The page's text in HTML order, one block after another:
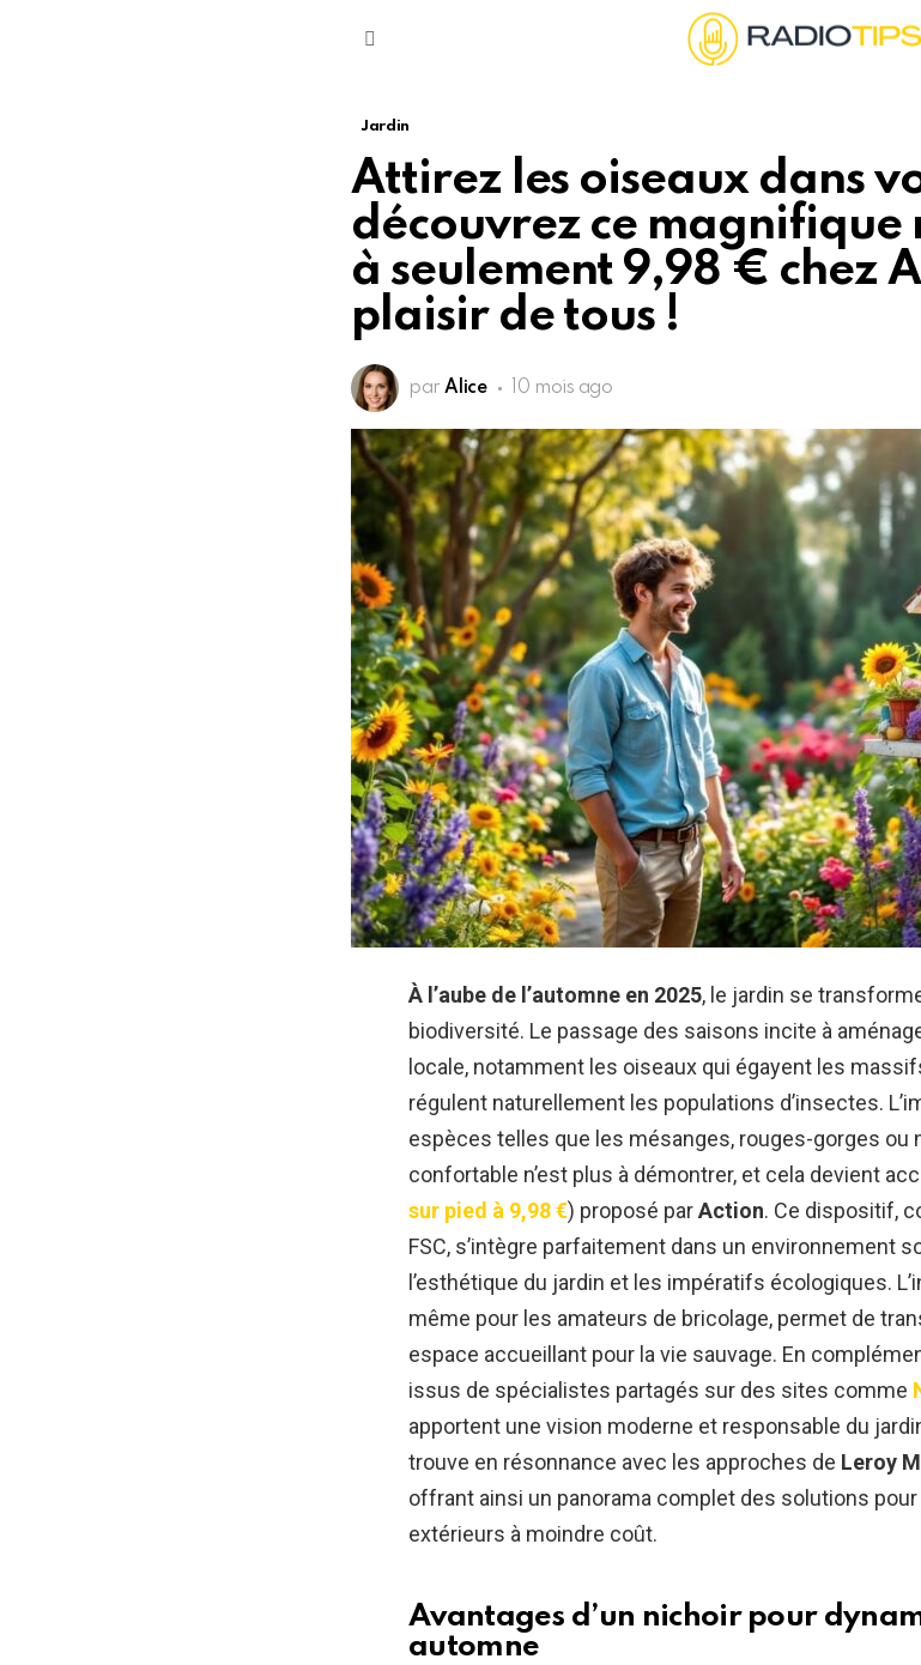
Jardin
Attirez les oiseaux dans
découvrez ce magnifique
à seulement 9,98 € chez
plaisir de tous !
par Alice 10 mois ago
À l’aube de l’automne en 2025, le jardin se
biodiversité. Le passage des saisons incite à
locale, notamment les oiseaux qui égayent les
régulent naturellement les populations d’insectes.
espèces telles que les mésanges, rouges-gorges ou
confortable n’est plus à démontrer, et cela devient
sur pied à 9,98 €) proposé parAction. Ce dispositif,
FSC, s’intègre parfaitement dans un environnement
l’esthétique du jardin et les impératifs écologiques.
même pour les amateurs de bricolage, permet de
espace accueillant pour la vie sauvage. En
issus de spécialistes partagés sur des sites comme
apportent une vision moderne et responsable du
trouve en résonnance avec les approches de Leroy
offrant ainsi un panorama complet des solutions
extérieurs à moindre coût.
Avantages d’un nichoir pour
automne